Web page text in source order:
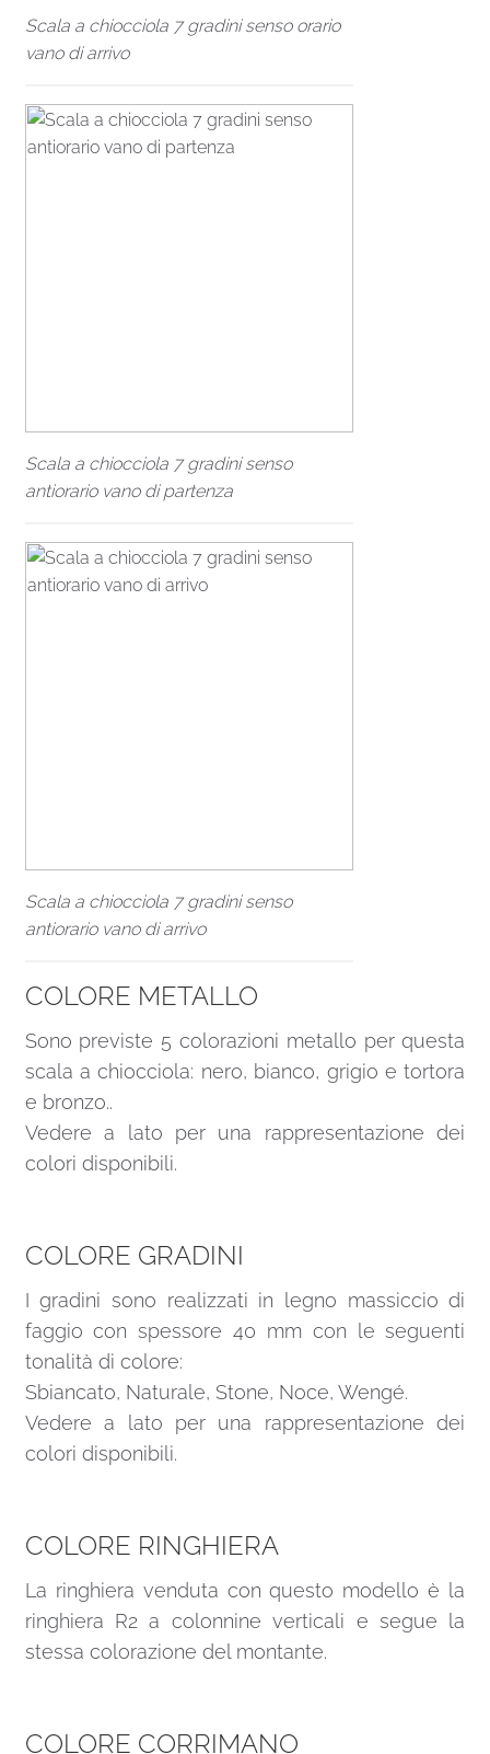
Scala a chiocciola 7 gradini senso orario
vano di arrivo
Scala a chiocciola 7 gradini senso
antiorario vano di partenza
Scala a chiocciola 7 gradini senso
antiorario vano di arrivo
COLORE METALLO
Sono previste 5 colorazioni metallo per questa
scala a chiocciola: nero, bianco, grigio e tortora
e bronzo..
Vedere a lato per una rappresentazione dei
colori disponibili.
COLORE GRADINI
I gradini sono realizzati in legno massiccio di
faggio con spessore 40 mm con le seguenti
tonalità di colore:
Sbiancato, Naturale, Stone, Noce, Wengé.
Vedere a lato per una rappresentazione dei
colori disponibili.
COLORE RINGHIERA
La ringhiera venduta con questo modello è la
ringhiera R2 a colonnine verticali e segue la
stessa colorazione del montante.
COLORE CORRIMANO